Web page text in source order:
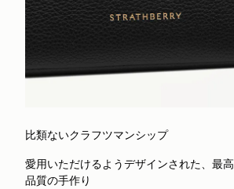
比類ないクラフツマンシップ
愛用いただけるようデザインされた、最高
品質の手作り